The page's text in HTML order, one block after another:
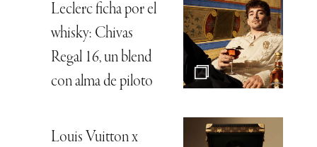
Leclerc ficha por el
whisky: Chivas
Regal 16, un blend
con alma de piloto
Louis Vuitton x